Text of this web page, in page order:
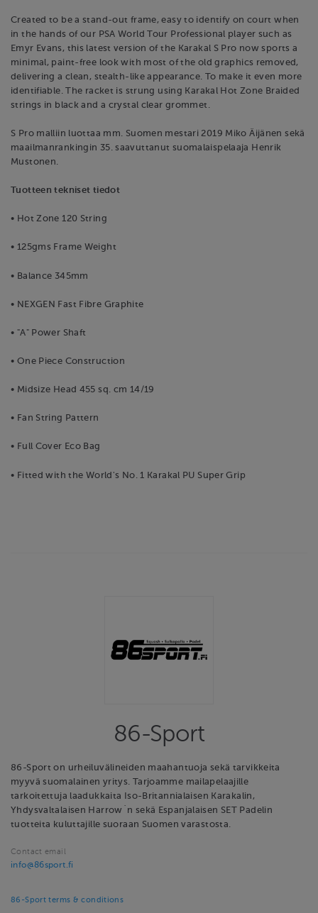
Created to be a stand-out frame, easy to identify on court when
in the hands of our PSA World Tour Professional player such as
Emyr Evans, this latest version of the Karakal S Pro now sports a
minimal, paint-free look with most of the old graphics removed,
delivering a clean, stealth-like appearance. To make it even more
identifiable. The racket is strung using Karakal Hot Zone Braided
strings in black and a crystal clear grommet.
S Pro malliin luottaa mm. Suomen mestari 2019 Miko Äijänen sekä
maailmanrankingin 35. saavuttanut suomalaispelaaja Henrik
Mustonen.
Tuotteen tekniset tiedot
• Hot Zone 120 String
• 125gms Frame Weight
• Balance 345mm
• NEXGEN Fast Fibre Graphite
• "A" Power Shaft
• One Piece Construction
• Midsize Head 455 sq. cm 14/19
• Fan String Pattern
• Full Cover Eco Bag
• Fitted with the World's No. 1 Karakal PU Super Grip
86-Sport
86-Sport on urheiluvälineiden maahantuoja sekä tarvikkeita
myyvä suomalainen yritys. Tarjoamme mailapelaajille
tarkoitettuja laadukkaita Iso-Britannialaisen Karakalin,
Yhdysvaltalaisen Harrow´n sekä Espanjalaisen SET Padelin
tuotteita kuluttajille suoraan Suomen varastosta.
Contact email
info@86sport.fi
86-Sport terms & conditions